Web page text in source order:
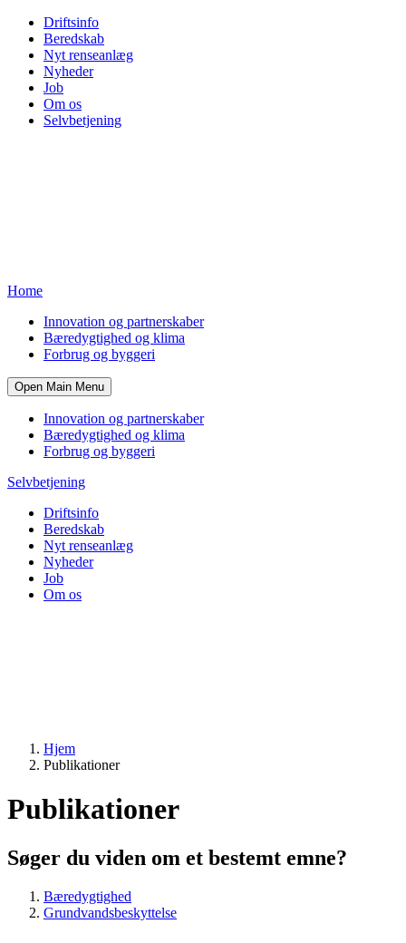
Driftsinfo
Beredskab
Nyt renseanlæg
Nyheder
Job
Om os
Selvbetjening
Home
Innovation og partnerskaber
Bæredygtighed og klima
Forbrug og byggeri
Open Main Menu
Innovation og partnerskaber
Bæredygtighed og klima
Forbrug og byggeri
Selvbetjening
Driftsinfo
Beredskab
Nyt renseanlæg
Nyheder
Job
Om os
Hjem
Publikationer
Publikationer
Søger du viden om et bestemt emne?
Bæredygtighed
Grundvandsbeskyttelse